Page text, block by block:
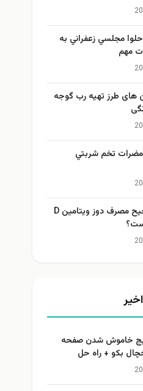
مجلسي زعفراني به
مهم
های طرز تهیه رب گوجه
تخم شربتي
میزان صحیح مصرف دوز ویتامین D
خاموش شدن صفحه
بکو + راه حل